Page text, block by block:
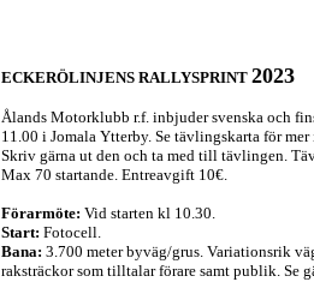
ECKERÖLINJENS RALLYSPRINT 2023
Ålands Motorklubb r.f. inbjuder svenska och
11.00 i Jomala Ytterby. Se tävlingskarta för
Skriv gärna ut den och ta med till tävlingen.
Max 70 startande. Entreavgift 10€.
Förarmöte: Vid starten kl 10.30.
Start: Fotocell.
Bana: 3.700 meter byväg/grus. Variationsrik
raksträckor som tilltalar förare samt publik. Se